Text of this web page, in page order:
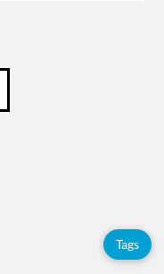
Tags